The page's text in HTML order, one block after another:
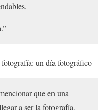
un día fotográfico
que en una
a ser la fotografía,